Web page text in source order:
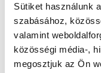
Sütiket használunk
szabásához,
valamint
közösségi média-,
megosztjuk az Ön
PLUSZ+:Korlátlan
TIPP!:Pihend ki
környezetben!